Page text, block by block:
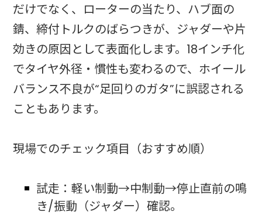
だけでなく、ローターの当たり、ハブ面の
錆、締付トルクのばらつきが、ジャダーや片
効きの原因として表面化します。18インチ化
でタイヤ外径・慣性も変わるので、ホイール
バランス不良が“足回りのガタ”に誤認される
こともあります。
現場でのチェック項目（おすすめ順）
試走：軽い制動→中制動→停止直前の鳴
き/振動（ジャダー）確認。